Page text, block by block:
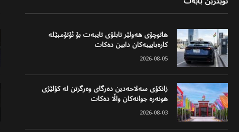
هاتوچۆی هەولێر تابلۆی تایبەت بۆ ئۆتۆمبێلە
کارەبایییەکان دابین دەکات
2026-08-05
زانکۆی سەلاحەدین دەرگای وەرگرتن لە کۆلێژی
هونەرە جوانەکان واڵا دەکات
2026-08-03